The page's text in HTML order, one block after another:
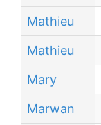
Mathieu
Mathieu
Mary
Marwan